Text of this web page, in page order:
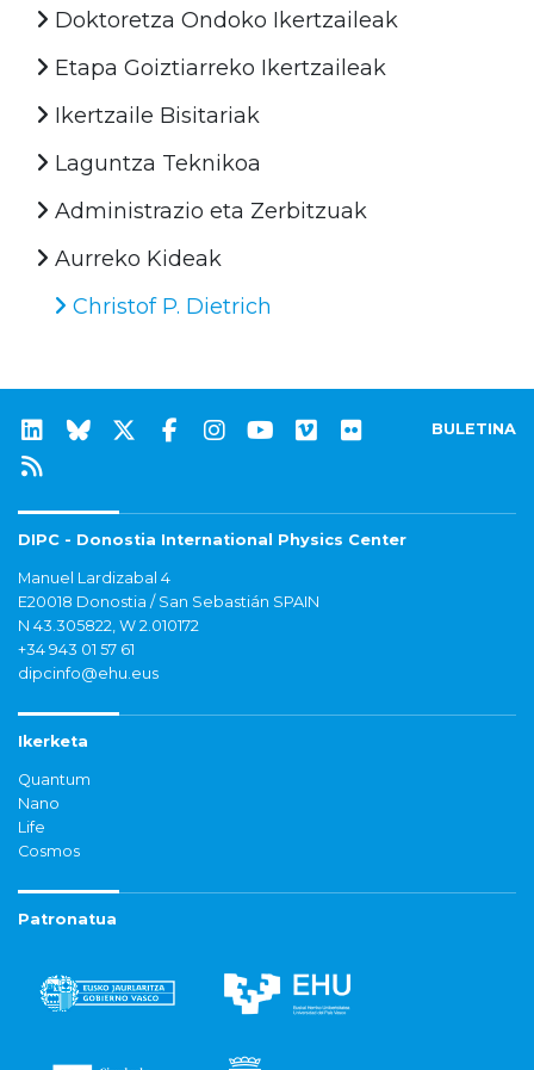
Doktoretza Ondoko Ikertzaileak
Etapa Goiztiarreko Ikertzaileak
Ikertzaile Bisitariak
Laguntza Teknikoa
Administrazio eta Zerbitzuak
Aurreko Kideak
Christof P. Dietrich
BULETINA
DIPC - Donostia International Physics Center
Manuel Lardizabal 4
E20018 Donostia / San Sebastián SPAIN
N 43.305822, W 2.010172
+34 943 01 57 61
dipcinfo@ehu.eus
Ikerketa
Quantum
Nano
Life
Cosmos
Patronatua